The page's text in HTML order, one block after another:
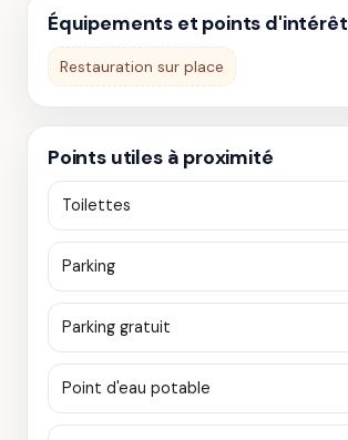
Équipements et points d'intérêt
Restauration sur place
Points utiles à proximité
Toilettes
Parking
Parking gratuit
Point d'eau potable